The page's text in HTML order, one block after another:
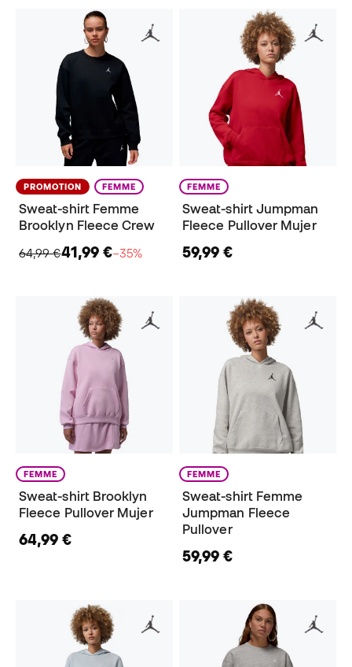
PROMOTION FEMME
Sweat-shirt Femme
Brooklyn Fleece Crew
64,99 €41,99 €−35%
FEMME
Sweat-shirt Jumpman
Fleece Pullover Mujer
59,99 €
FEMME
Sweat-shirt Brooklyn
Fleece Pullover Mujer
64,99 €
FEMME
Sweat-shirt Femme
Jumpman Fleece
Pullover
59,99 €